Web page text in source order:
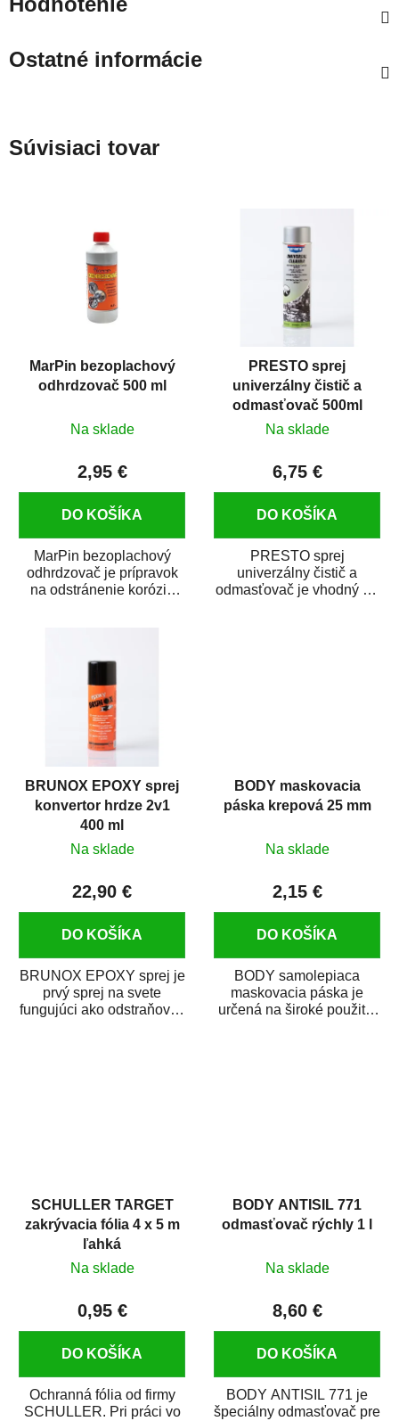
Ostatné informácie
Súvisiaci tovar
MarPin bezoplachový
odhrdzovač 500 ml
Na sklade
2,95 €
DO KOŠÍKA
MarPin bezoplachový
odhrdzovač je prípravok
na odstránenie korózie
PRESTO sprej
univerzálny čistič a
odmasťovač 500ml
Na sklade
6,75 €
DO KOŠÍKA
PRESTO sprej
univerzálny čistič a
odmasťovač je vhodný na
BRUNOX EPOXY sprej
konvertor hrdze 2v1
400 ml
Na sklade
22,90 €
DO KOŠÍKA
BRUNOX EPOXY sprej je
prvý sprej na svete
fungujúci ako odstraňovač
BODY maskovacia
páska krepová 25 mm
Na sklade
2,15 €
DO KOŠÍKA
BODY samolepiaca
maskovacia páska je
určená na široké použitie
SCHULLER TARGET
zakrývacia fólia 4 x 5 m
ľahká
Na sklade
0,95 €
DO KOŠÍKA
Ochranná fólia od firmy
SCHULLER. Pri práci vo
BODY ANTISIL 771
odmasťovač rýchly 1 l
Na sklade
8,60 €
DO KOŠÍKA
BODY ANTISIL 771 je
špeciálny odmasťovač pre